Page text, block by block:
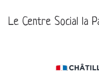
Le Centre Social la